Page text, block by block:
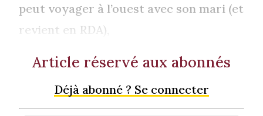
peut voyager à l’ouest avec son mari (et
revient en RDA),
Article réservé aux abonnés
Déjà abonné ? Se connecter